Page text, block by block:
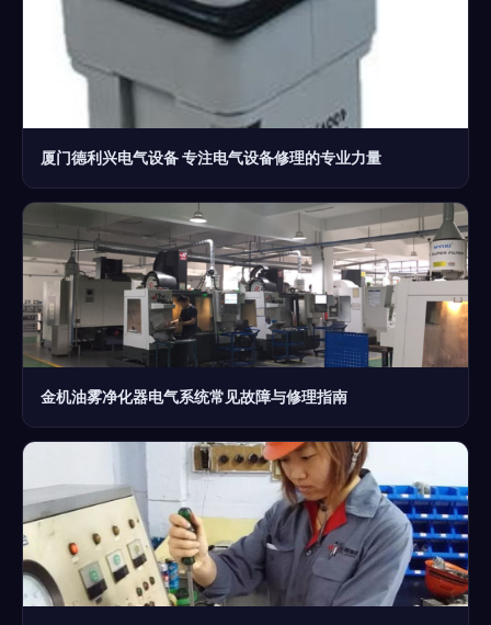
厦门德利兴电气设备 专注电气设备修理的专业力量
金机油雾净化器电气系统常见故障与修理指南